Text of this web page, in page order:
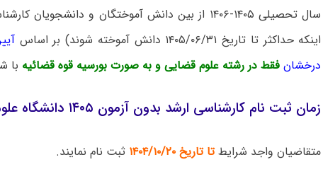
سال تحصیلی ۱۴۰۵-۱۴۰۶ از بین دانش آموختگان و دانشجویان کارشناسی
اینکه حداکثر تا تاریخ ۱۴۰۵/۰۶/۳۱ دانش آموخته شوند) بر اساس
درخشان فقط در رشته علوم قضایی و به صورت بورسیه قوه قضائیه با
زمان ثبت نام کارشناسی ارشد بدون آزمون ۱۴۰۵ دانشگاه علوم قضایی و خدمات اداری
متقاضیان واجد شرایطتا تاریخ ۱۴۰۴/۱۰/۲۰ ثبت نام نمایند.